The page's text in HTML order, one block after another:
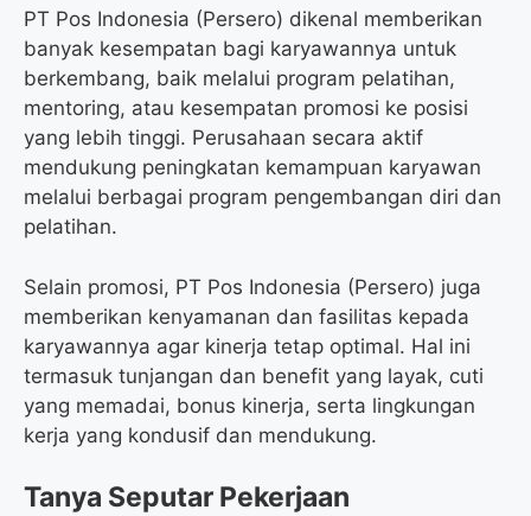
PT Pos Indonesia (Persero) dikenal memberikan
banyak kesempatan bagi karyawannya untuk
berkembang, baik melalui program pelatihan,
mentoring, atau kesempatan promosi ke posisi
yang lebih tinggi. Perusahaan secara aktif
mendukung peningkatan kemampuan karyawan
melalui berbagai program pengembangan diri dan
pelatihan.
Selain promosi, PT Pos Indonesia (Persero) juga
memberikan kenyamanan dan fasilitas kepada
karyawannya agar kinerja tetap optimal. Hal ini
termasuk tunjangan dan benefit yang layak, cuti
yang memadai, bonus kinerja, serta lingkungan
kerja yang kondusif dan mendukung.
Tanya Seputar Pekerjaan